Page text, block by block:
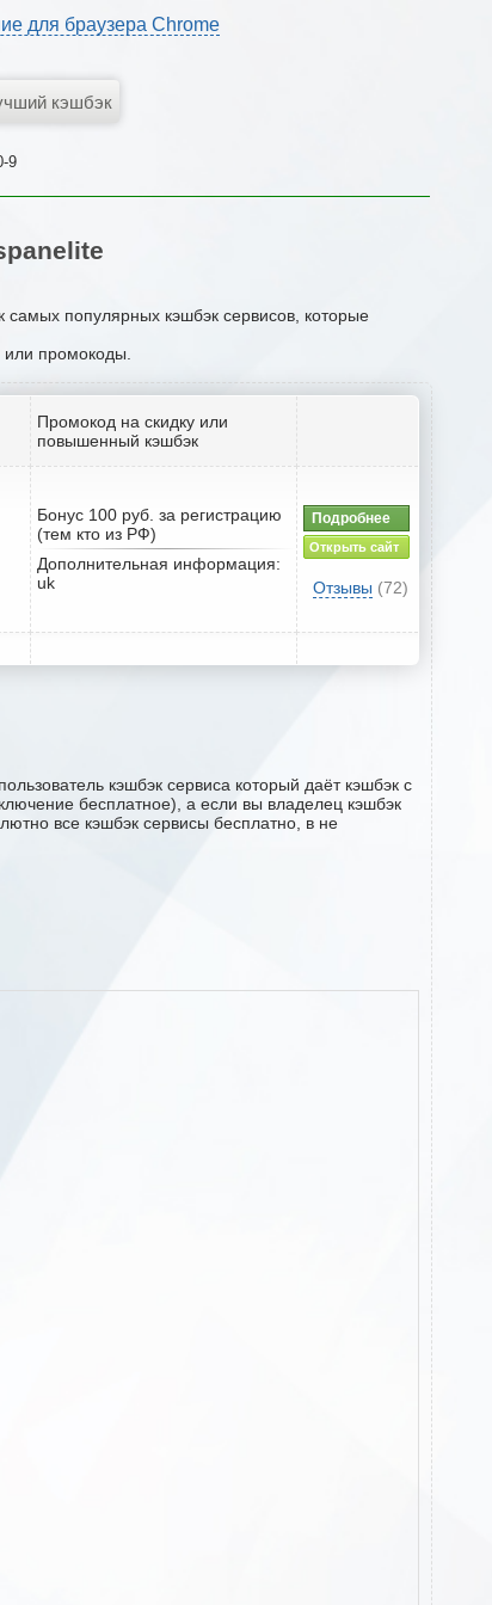
для браузера Chrome
9
популярных кэшбэк сервисов, которые
или промокоды.
Промокод на скидку или
повышенный кэшбэк
Бонус 100 руб. за регистрацию
(тем кто из РФ)
Дополнительная информация:
uk
Подробнее
Открыть сайт
Отзывы (72)
кэшбэк сервиса который даёт кэшбэк с
бесплатное), а если вы владелец кэшбэк
все кэшбэк сервисы бесплатно, в не